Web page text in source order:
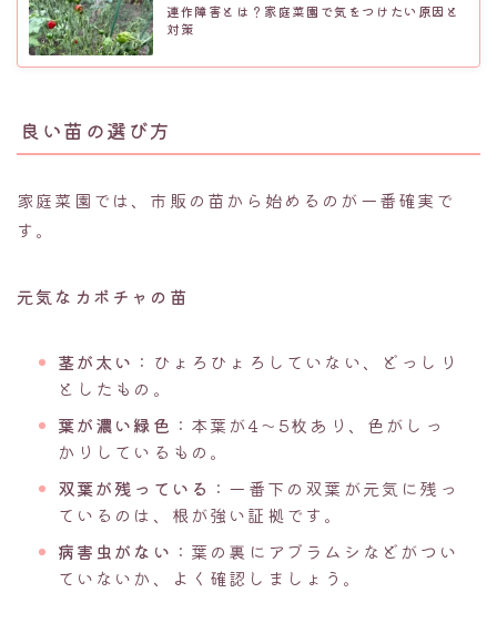
連作障害とは？家庭菜園で気をつけたい原因と
対策
良い苗の選び方
家庭菜園では、市販の苗から始めるのが一番確実で
す。
元気なカボチャの苗
茎が太い ：ひょろひょろしていない、どっしり
としたもの。
葉が濃い緑色 ：本葉が4〜5枚あり、色がしっ
かりしているもの。
双葉が残っている ：一番下の双葉が元気に残っ
ているのは、根が強い証拠です。
病害虫がない ：葉の裏にアブラムシなどがつい
ていないか、よく確認しましょう。